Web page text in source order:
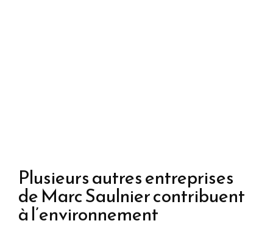
Plusieurs autres entreprises
de Marc Saulnier contribuent
à l’environnement